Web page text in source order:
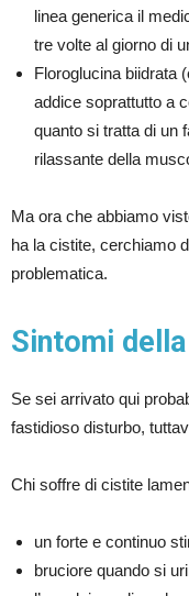
linea generica il
tre volte al giorno di
Floroglucina biidrata
addice soprattutto a
quanto si tratta di un
rilassante della
Ma ora che abbiamo
ha la cistite, cerchiamo
problematica.
Sintomi
Se sei arrivato qui
fastidioso disturbo,
Chi soffre di cistite
un forte e continuo
bruciore quando si